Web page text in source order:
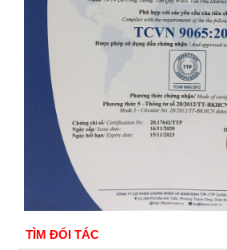
TÌM ĐỐI TÁC